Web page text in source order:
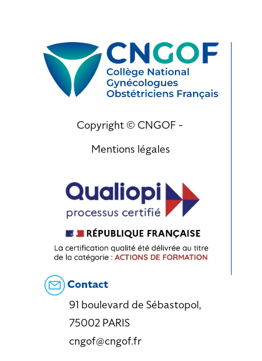
Copyright © CNGOF -
Mentions légales
Contact
91 boulevard de Sébastopol,
75002 PARIS
cngof@cngof.fr